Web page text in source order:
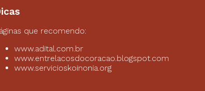
que recomendo:
www.adital.com.br
www.entrelacosdocoracao.blogspot.com
www.servicioskoinonia.org